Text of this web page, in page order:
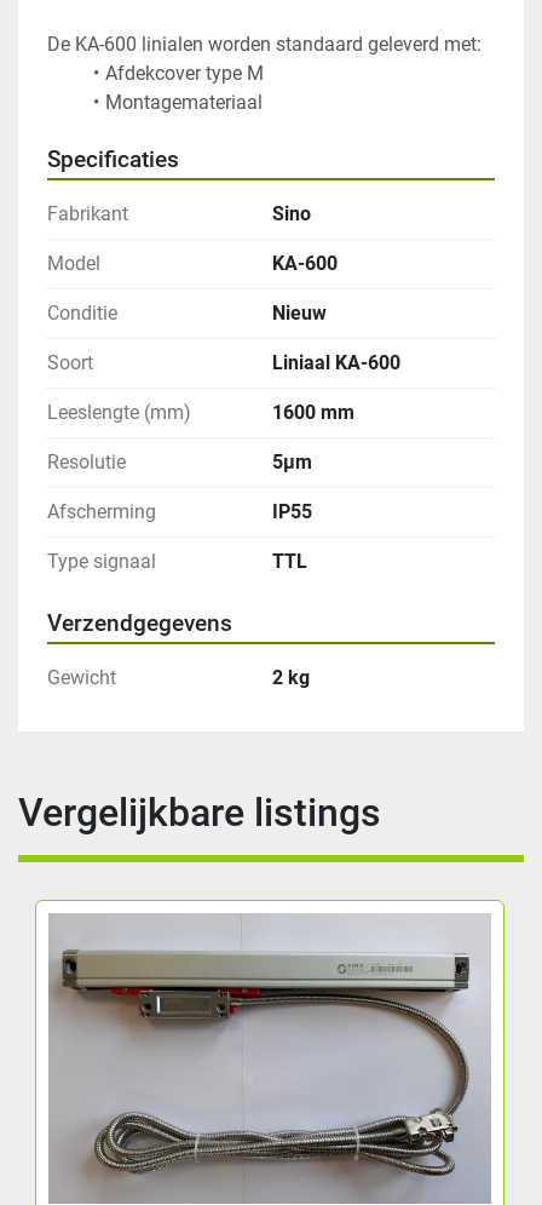
Specificaties
Fabrikant Sino
Model KA-600
Conditie Nieuw
Soort Liniaal KA-600
Leeslengte (mm) 1600 mm
Resolutie 5μm
Afscherming IP55
Type signaal TTL
Verzendgegevens
Gewicht 2 kg
Vergelijkbare listings